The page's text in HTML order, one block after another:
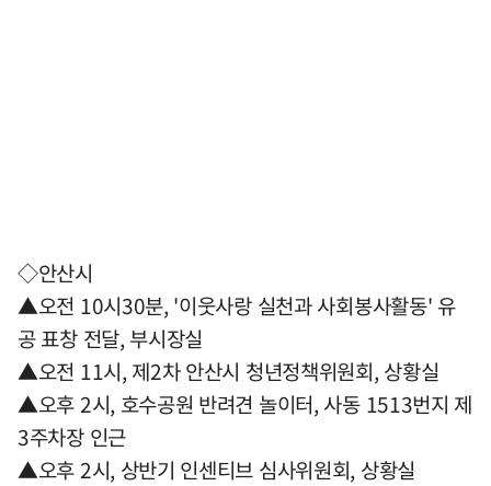
◇안산시
▲오전 10시30분, '이웃사랑 실천과 사회봉사활동' 유
공 표창 전달, 부시장실
▲오전 11시, 제2차 안산시 청년정책위원회, 상황실
▲오후 2시, 호수공원 반려견 놀이터, 사동 1513번지 제
3주차장 인근
▲오후 2시, 상반기 인센티브 심사위원회, 상황실